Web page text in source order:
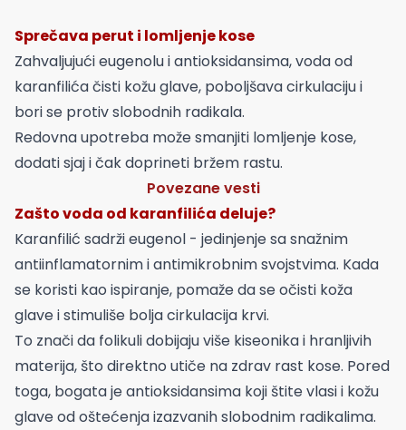
Sprečava perut i lomljenje kose
Zahvaljujući eugenolu i antioksidansima, voda od
karanfilića čisti kožu glave, poboljšava cirkulaciju i
bori se protiv slobodnih radikala.
Redovna upotreba može smanjiti lomljenje kose,
dodati sjaj i čak doprineti bržem rastu.
Povezane vesti
Zašto voda od karanfilića deluje?
Karanfilić sadrži eugenol - jedinjenje sa snažnim
antiinflamatornim i antimikrobnim svojstvima. Kada
se koristi kao ispiranje, pomaže da se očisti koža
glave i stimuliše bolja cirkulacija krvi.
To znači da folikuli dobijaju više kiseonika i hranljivih
materija, što direktno utiče na zdrav rast kose. Pored
toga, bogata je antioksidansima koji štite vlasi i kožu
glave od oštećenja izazvanih slobodnim radikalima.